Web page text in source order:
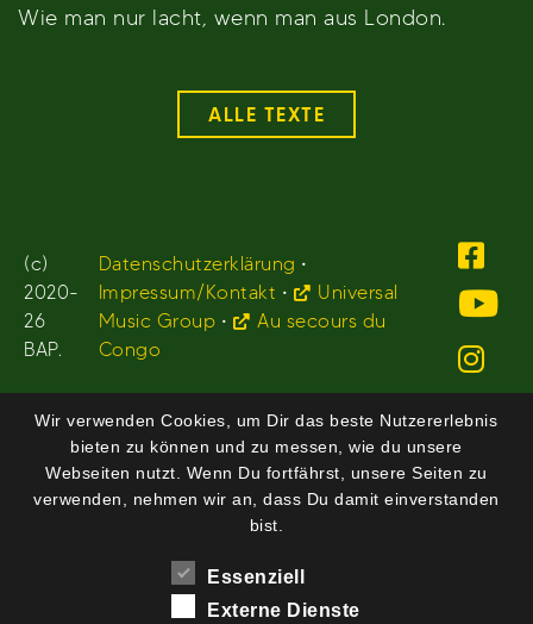
Wie man nur lacht, wenn man aus London.
ALLE TEXTE
(c)
2020-
26
BAP.
Datenschutzerklärung •
Impressum/Kontakt •
Universal
Music Group •
Au secours du
Congo
Wir verwenden Cookies, um Dir das beste Nutzererlebnis
bieten zu können und zu messen, wie du unsere
Webseiten nutzt. Wenn Du fortfährst, unsere Seiten zu
verwenden, nehmen wir an, dass Du damit einverstanden
bist.
Essenziell
Externe Dienste